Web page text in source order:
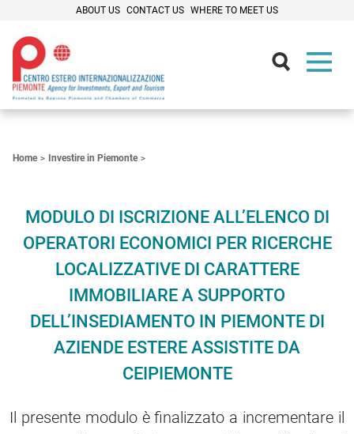
ABOUT US CONTACT US WHERE TO MEET US
Home Investire in Piemonte
MODULO DI ISCRIZIONE ALL’ELENCO DI
OPERATORI ECONOMICI PER RICERCHE
LOCALIZZATIVE DI CARATTERE
IMMOBILIARE A SUPPORTO
DELL’INSEDIAMENTO IN PIEMONTE DI
AZIENDE ESTERE ASSISTITE DA
CEIPIEMONTE
Il presente modulo è finalizzato a incrementare il